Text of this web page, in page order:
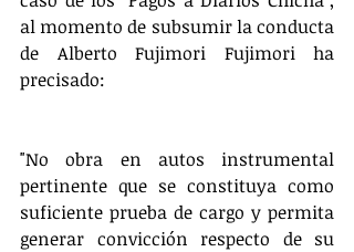
al momento de subsumir la conducta
de Alberto Fujimori Fujimori ha
precisado:
"No obra en autos instrumental
pertinente que se constituya como
suficiente prueba de cargo y permita
generar convicción respecto de su